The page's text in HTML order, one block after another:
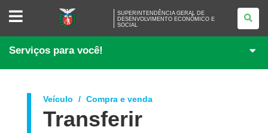
SUPERINTENDÊNCIA
DESENVOLVIMENTO
ECONÔMICO
E
SUPERINTENDÊNCIA GERAL DE
DESENVOLVIMENTO ECONÔMICO E
SOCIAL
Serviços para você!
Veículo Compra e venda
Transferir